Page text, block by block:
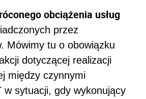
obciążenia usług
przez
Mówimy tu o obowiązku
dotyczącej realizacji
między czynnymi
w sytuacji, gdy wykonujący